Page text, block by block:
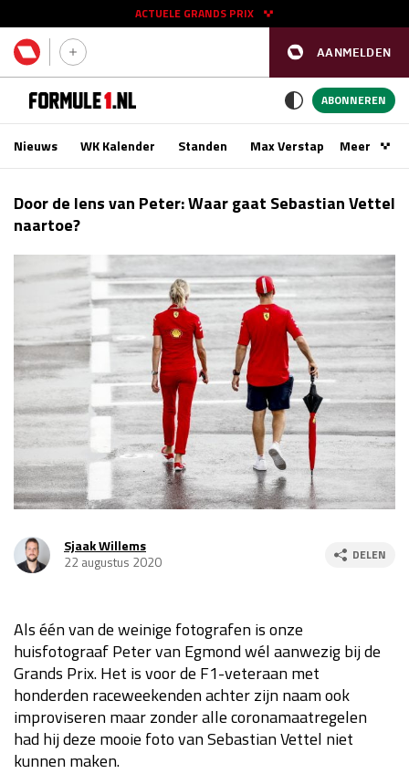
AANMELDEN
ACTUELE GRANDS PRIX
11 - 13 sep
Race
zo 15:00 - 17:00
GP AZERBEIDZJAN 2026 24 - 26 sep
Kwalificatie
vr 14:00 - 15:00
Race
za 13:00 - 15:00
GP SINGAPORE 2026 09 - 11 okt
Kwalificatie
za 15:00 - 16:00
zo 14:00 - 16:00
GP VERENIGDE STATEN 2026 23 - 25 okt
GP MEXICO 2026 30 okt - 01 nov
GP SÃO PAULO 2026 06 - 08 nov
Kwalificatie
za 19:00 - 20:00
Race
zo 18:00 - 20:00
ABONNEREN
Nieuws WK Kalender Standen Max VerstappenMeer
Door de lens van Peter: Waar gaat Sebastian Vettel
naartoe?
Sjaak Willems
22 augustus 2020
DELEN
Als één van de weinige fotografen is onze
huisfotograaf Peter van Egmond wél aanwezig bij de
Grands Prix. Het is voor de F1-veteraan met
honderden raceweekenden achter zijn naam ook
improviseren maar zonder alle coronamaatregelen
had hij deze mooie foto van Sebastian Vettel niet
kunnen maken.